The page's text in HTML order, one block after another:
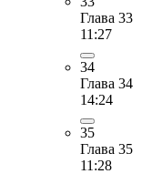
Глава 33
11:27
34
Глава 34
14:24
35
Глава 35
11:28